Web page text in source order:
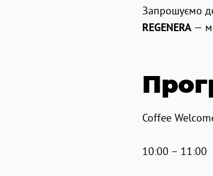
Запрошуємо
REGENERA —
Coffee
10:00 – 11:00